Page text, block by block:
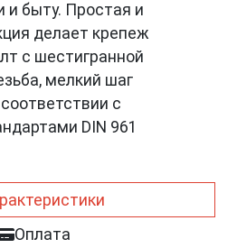
и быту. Простая и
делает крепеж
с шестигранной
мелкий шаг
с
DIN 961
Оплата